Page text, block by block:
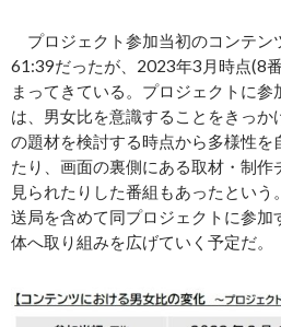
プロジェクト参加当初のコンテン
61:39だったが、2023年3月時点(8
まってきている。プロジェクトに
は、男女比を意識することをきっか
の題材を検討する時点から多様性を
たり、画面の裏側にある取材・制
見られたりした番組もあったとい
送局を含めて同プロジェクトに参
体へ取り組みを広げていく予定だ。